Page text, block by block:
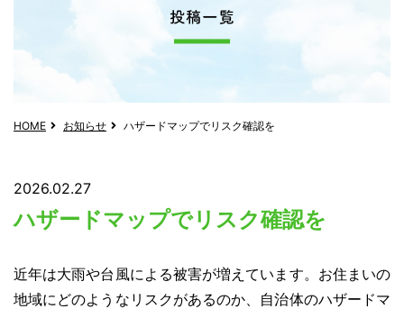
HOME お知らせ ハザードマップでリスク確認を
2026.02.27
ハザードマップでリスク確認を
近年は大雨や台風による被害が増えています。お住まいの
地域にどのようなリスクがあるのか、自治体のハザードマ